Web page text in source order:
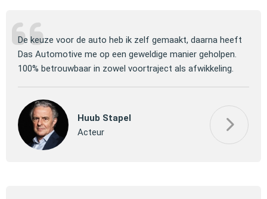
De keuze voor de auto heb ik zelf gemaakt, daarna heeft
Das Automotive me op een geweldige manier geholpen.
100% betrouwbaar in zowel voortraject als afwikkeling.
Huub Stapel
Acteur